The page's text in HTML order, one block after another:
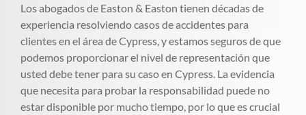
Los abogados de Easton & Easton tienen décadas de
experiencia resolviendo casos de accidentes para
clientes en el área de Cypress, y estamos seguros de que
podemos proporcionar el nivel de representación que
usted debe tener para su caso en Cypress. La evidencia
que necesita para probar la responsabilidad puede no
estar disponible por mucho tiempo, por lo que es crucial